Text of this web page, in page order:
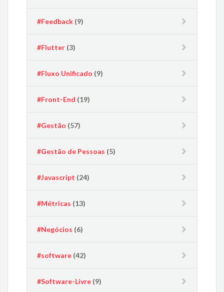
#Feedback (9)
#Flutter (3)
#Fluxo Unificado (9)
#Front-End (19)
#Gestão (57)
#Gestão de Pessoas (5)
#Javascript (24)
#Métricas (13)
#Negócios (6)
#software (42)
#Software-Livre (9)